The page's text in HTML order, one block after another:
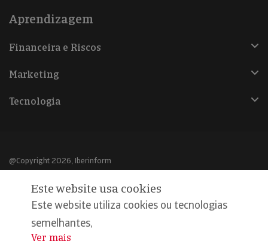
Aprendizagem
Financeira e Riscos
Marketing
Tecnologia
@Copyright 2026, Iberinform
Aviso legal
Política de cookies
Declaração de privacidade
Este website usa cookies
Este website utiliza cookies ou tecnologias
semelhantes,
...
Ver mais